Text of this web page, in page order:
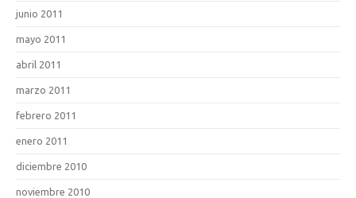
junio 2011
mayo 2011
abril 2011
marzo 2011
febrero 2011
enero 2011
diciembre 2010
noviembre 2010